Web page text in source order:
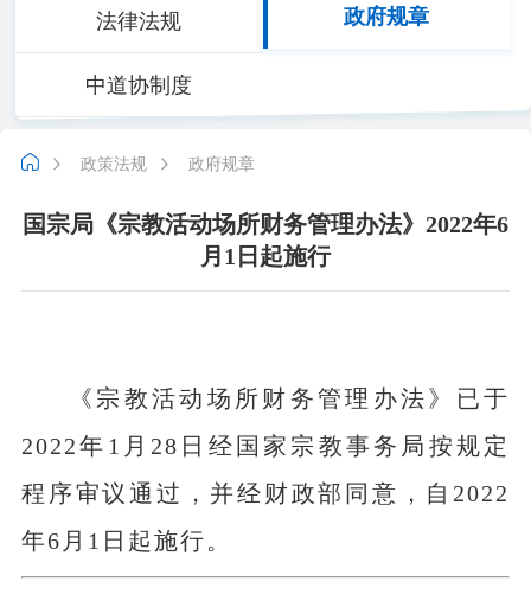
法律法规 政府规章
中道协制度
政策法规 政府规章
国宗局《宗教活动场所财务管理办法》2022年6
月1日起施行
《宗教活动场所财务管理办法》已于
2022年1月28日经国家宗教事务局按规定
程序审议通过，并经财政部同意，自2022
年6月1日起施行。